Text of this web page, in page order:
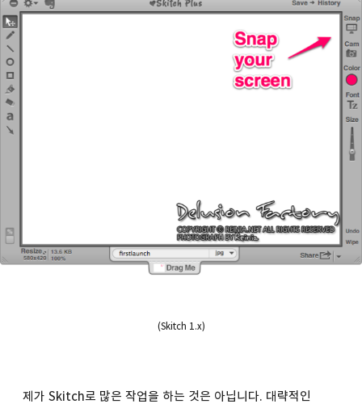
(Skitch 1.x)
제가 Skitch로 많은 작업을 하는 것은 아닙니다. 대략적인